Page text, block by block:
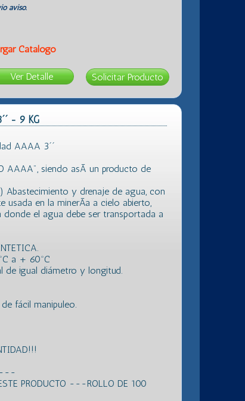
aviso.
Catálogo
Ver Detalle
- 9 KG
AAAA 3´´
AAAA", siendo asÃ­ un producto de
Abastecimiento y drenaje de agua, con
usada en la minerÃ­a a cielo abierto,
el agua debe ser transportada a
a + 60ºC
de igual diámetro y longitud.
fácil manipuleo.
PRODUCTO ---ROLLO DE 100